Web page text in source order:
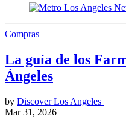
Compras
La guía de los
Ángeles
by Discover Los Angeles
Mar 31, 2026